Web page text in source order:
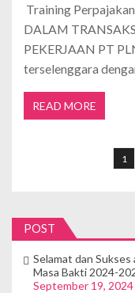
Training
DALAM
PEKERJAAN PT
terselenggara
READ MORE
1
POST
Selamat dan
Masa Bakti 2024-
September 19, 2024